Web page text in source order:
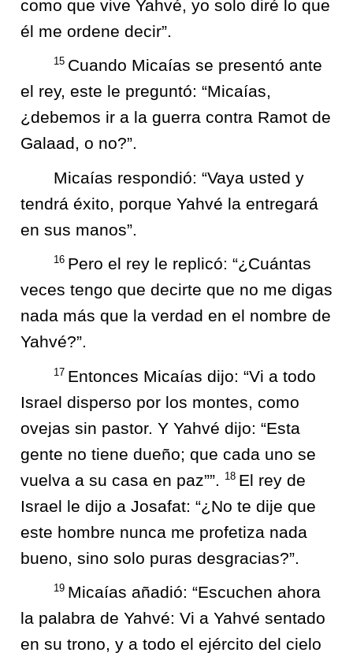
como que vive Yahvé, yo solo diré lo que
él me ordene decir”.
15 Cuando Micaías se presentó ante
el rey, este le preguntó: “Micaías,
¿debemos ir a la guerra contra Ramot de
Galaad, o no?”.
Micaías respondió: “Vaya usted y
tendrá éxito, porque Yahvé la entregará
en sus manos”.
16 Pero el rey le replicó: “¿Cuántas
veces tengo que decirte que no me digas
nada más que la verdad en el nombre de
Yahvé?”.
17 Entonces Micaías dijo: “Vi a todo
Israel disperso por los montes, como
ovejas sin pastor. Y Yahvé dijo: “Esta
gente no tiene dueño; que cada uno se
vuelva a su casa en paz””.
18 El rey de
Israel le dijo a Josafat: “¿No te dije que
este hombre nunca me profetiza nada
bueno, sino solo puras desgracias?”.
19 Micaías añadió: “Escuchen ahora
la palabra de Yahvé: Vi a Yahvé sentado
en su trono, y a todo el ejército del cielo